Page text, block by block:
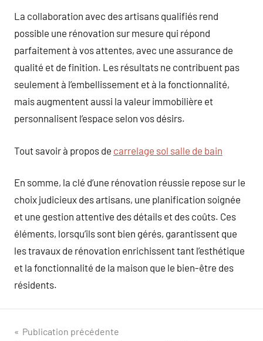
La collaboration avec des artisans qualifiés rend
possible une rénovation sur mesure qui répond
parfaitement à vos attentes, avec une assurance de
qualité et de finition. Les résultats ne contribuent pas
seulement à l’embellissement et à la fonctionnalité,
mais augmentent aussi la valeur immobilière et
personnalisent l’espace selon vos désirs.
Tout savoir à propos de carrelage sol salle de bain
En somme, la clé d’une rénovation réussie repose sur le
choix judicieux des artisans, une planification soignée
et une gestion attentive des détails et des coûts. Ces
éléments, lorsqu’ils sont bien gérés, garantissent que
les travaux de rénovation enrichissent tant l’esthétique
et la fonctionnalité de la maison que le bien-être des
résidents.
Navigation
Publication précédente